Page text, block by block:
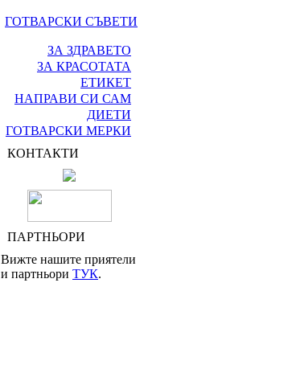
ГОТВАРСКИ СЪВЕТИ
ЗА ЗДРАВЕТО
ЗА КРАСОТАТА
ЕТИКЕТ
НАПРАВИ СИ САМ
ДИЕТИ
ГОТВАРСКИ МЕРКИ
КОНТАКТИ
ПАРТНЬОРИ
Вижте нашите приятели
и партньори ТУК.